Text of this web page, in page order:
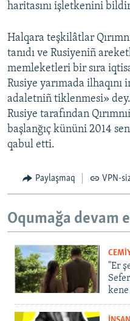
haritasını işletkenini
Halqara teşkilâtlar
tanıdı ve Rusiyeniñ
memleketleri bir sıra
Rusiye yarımada
adaletniñ tiklenmesi»
Rusiye tarafından
başlanğıç kününi 2014
qabul etti.
Paylaşmaq VPN-
Oqumağa devam
"Er